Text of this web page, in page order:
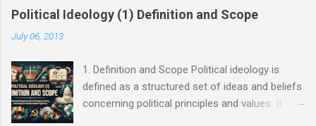
points of both Vietnam and ASEAN. The
ultimate conundrum for Hanoi and the wider
without sacrificing sovereignty, while avoiding
an asymmetric war? The answer lies not at the
barrel of a gun, but in the sophisticated art of
Political Ideology (1) Definition and Scope
July 06, 2013
1. Definition and Scope Political ideology is
defined as a structured set of ideas and beliefs
concerning political principles and values. It